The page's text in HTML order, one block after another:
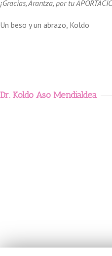
¡Gracias, Arantza, por tu
Un beso y un abrazo, Koldo
Dr. Koldo Aso Mendialdea